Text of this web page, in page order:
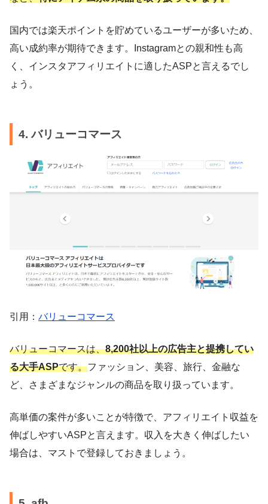
国内では楽天ポイントを貯めているユーザーが多いため、
高い成約率が期待できます。Instagramとの親和性も高
く、インスタアフィリエイトに適したASPと言えるでし
ょう。
4. バリューコマース
引用： バリューコマース
バリューコマースは、8,200社以上の広告主と提携してい
る大手ASPです。ファッション、美容、旅行、金融な
ど、さまざまなジャンルの商品を取り扱っています。
高単価の案件が多いことが特徴で、アフィリエイト収益を
伸ばしやすいASPと言えます。収入を大きく伸ばしたい
場合は、マストで登録しておきましょう。